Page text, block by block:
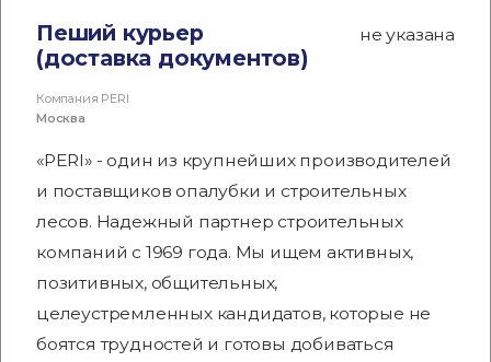
Пеший курьер
(доставка документов)
не указана
Компания PERI
Москва
«PERI» - один из крупнейших производителей
и поставщиков опалубки и строительных
лесов. Надежный партнер строительных
компаний с 1969 года. Мы ищем активных,
позитивных, общительных,
целеустремленных кандидатов, которые не
боятся трудностей и готовы добиваться